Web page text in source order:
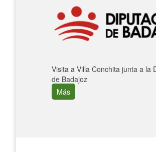
Visita a Villa Conchita junta a la
de Badajoz
Más